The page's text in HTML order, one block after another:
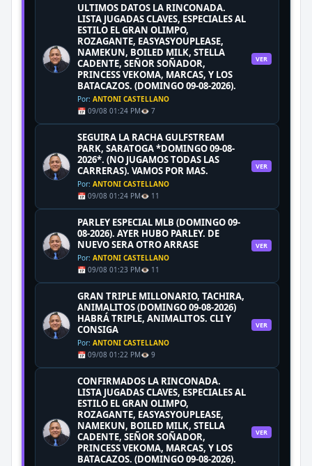
ULTIMOS DATOS LA RINCONADA.
LISTA JUGADAS CLAVES, ESPECIALES AL
ESTILO EL GRAN OLIMPO,
ROZAGANTE, EASYASYOUPLEASE,
NAMEKUN, BOILED MILK, STELLA
CADENTE, SEÑOR SOÑADOR,
PRINCESS VEKOMA, MARCAS, Y LOS
BATACAZOS. (DOMINGO 09-08-2026).
Por: ANTONI CASTELLANO
📅 09/08 01:24 PM👁️ 7
VER
SEGUIRA LA RACHA GULFSTREAM
PARK, SARATOGA *DOMINGO 09-08-
2026*. (NO JUGAMOS TODAS LAS
CARRERAS). VAMOS POR MAS.
Por: ANTONI CASTELLANO
📅 09/08 01:24 PM👁️ 11
VER
PARLEY ESPECIAL MLB (DOMINGO 09-
08-2026). AYER HUBO PARLEY. DE
NUEVO SERA OTRO ARRASE
Por: ANTONI CASTELLANO
📅 09/08 01:23 PM👁️ 11
VER
GRAN TRIPLE MILLONARIO, TACHIRA,
ANIMALITOS (DOMINGO 09-08-2026)
HABRÁ TRIPLE, ANIMALITOS. CLI Y
CONSIGA
Por: ANTONI CASTELLANO
📅 09/08 01:22 PM👁️ 9
VER
CONFIRMADOS LA RINCONADA.
LISTA JUGADAS CLAVES, ESPECIALES AL
ESTILO EL GRAN OLIMPO,
ROZAGANTE, EASYASYOUPLEASE,
NAMEKUN, BOILED MILK, STELLA
CADENTE, SEÑOR SOÑADOR,
PRINCESS VEKOMA, MARCAS, Y LOS
BATACAZOS. (DOMINGO 09-08-2026).
VER